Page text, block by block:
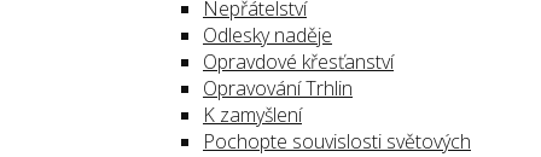
Nepřátelství
Odlesky naděje
Opravdové křesťanství
Opravování Trhlin
K zamyšlení
Pochopte souvislosti světových